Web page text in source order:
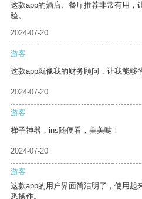
这款app的酒店、餐厅推荐非常有用，
验。
2024-07-20
游客
这款app就像我的财务顾问，让我能够
2024-07-20
游客
梯子神器，ins随便看，美美哒！
2024-07-20
游客
这款app的用户界面简洁明了，使用起
悉操作。